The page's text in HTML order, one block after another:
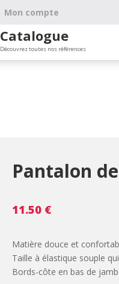
Mon compte
Catalogue
Découvrez toutes nos références
Pantalon
11.50 €
Matière douce et
Taille à élastique souple
Bords-côte en bas de